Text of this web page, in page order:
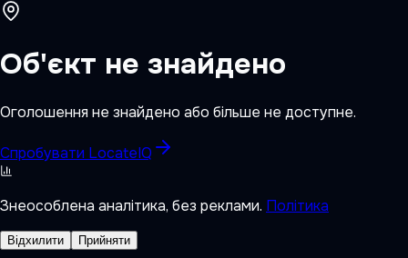
Об'єкт не знайдено
Оголошення не знайдено або більше не доступне.
Спробувати LocateIQ
Знеособлена аналітика, без реклами. Політика
Відхилити Прийняти